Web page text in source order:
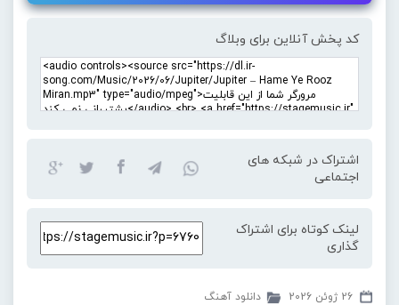
کد پخش آنلاین برای وبلاگ
اشتراک در شبکه های
اجتماعی
لینک کوتاه برای اشتراک
گذاری
26 ژوئن 2026 دانلود آهنگ